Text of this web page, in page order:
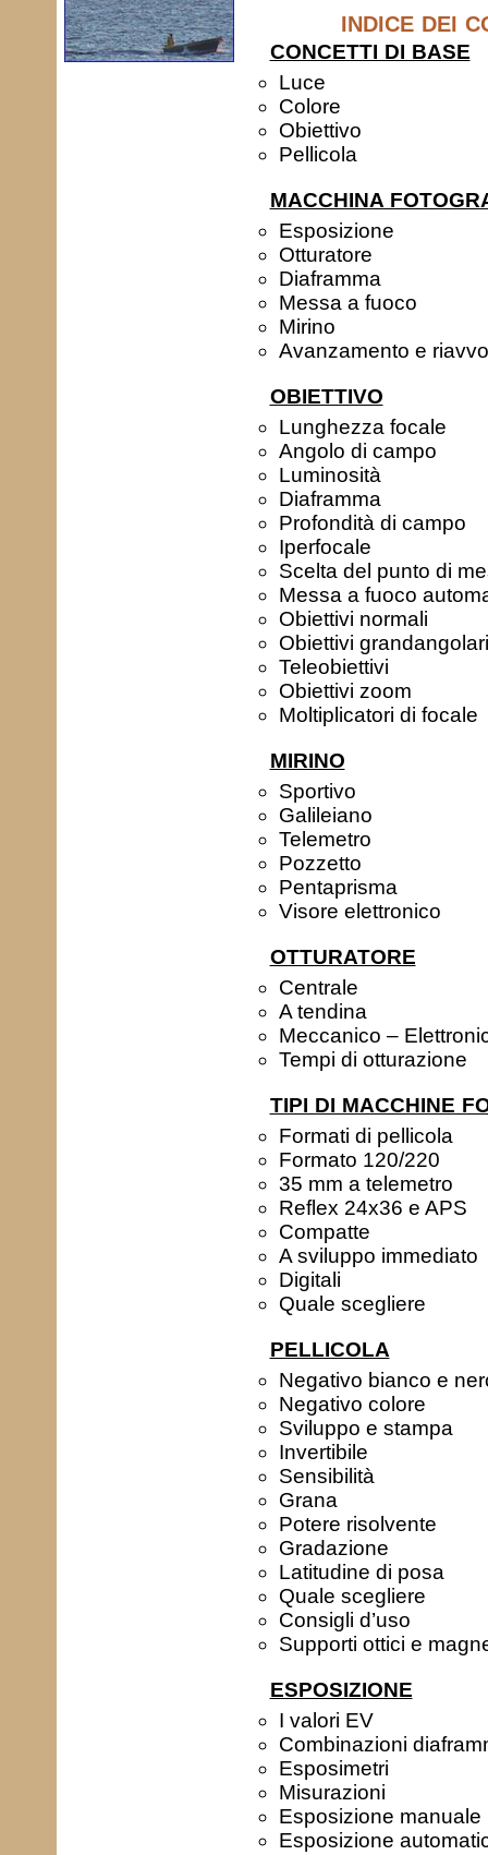
INDICE DEI
CONCETTI DI BASE
Luce
Colore
Obiettivo
Pellicola
MACCHINA
Esposizione
Otturatore
Diaframma
Messa a fuoco
Mirino
Avanzamento e
OBIETTIVO
Lunghezza focale
Angolo di campo
Luminosità
Diaframma
Profondità di campo
Iperfocale
Scelta del punto di
Messa a fuoco
Obiettivi normali
Obiettivi grandangolari
Teleobiettivi
Obiettivi zoom
Moltiplicatori di focale
MIRINO
Sportivo
Galileiano
Telemetro
Pozzetto
Pentaprisma
Visore elettronico
OTTURATORE
Centrale
A tendina
Meccanico –
Tempi di otturazione
TIPI DI MACCHINE
Formati di pellicola
Formato 120/220
35 mm a telemetro
Reflex 24x36 e APS
Compatte
A sviluppo immediato
Digitali
Quale scegliere
PELLICOLA
Negativo bianco e
Negativo colore
Sviluppo e stampa
Invertibile
Sensibilità
Grana
Potere risolvente
Gradazione
Latitudine di posa
Quale scegliere
Consigli d’uso
Supporti ottici e
ESPOSIZIONE
I valori EV
Combinazioni
Esposimetri
Misurazioni
Esposizione manuale
Esposizione